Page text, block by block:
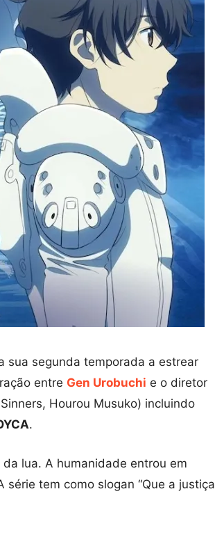
sua segunda temporada a estrear
entre Gen Urobuchi e o diretor
Hourou Musuko) incluindo
.
lua. A humanidade entrou em
tem como slogan “Que a justiça